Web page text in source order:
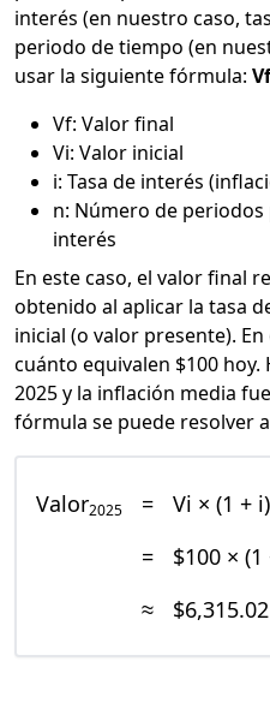
interés (en nuestro caso,
periodo de tiempo (en
usar la siguiente fórmula:
Vf: Valor final
Vi: Valor inicial
i: Tasa de interés
n: Número de periodos
interés
En este caso, el valor final
obtenido al aplicar la tasa
inicial (o valor presente).
cuánto equivalen $100 hoy.
2025 y la inflación media
fórmula se puede resolver
Valor2025 = Vi × (1 + i)
= $100 ×
≈ $6,315.02